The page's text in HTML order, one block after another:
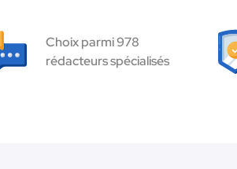
Choix parmi 978
rédacteurs spécialisés